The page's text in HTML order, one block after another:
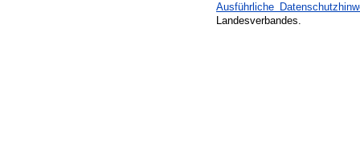
Ausführliche
Landesverbandes.